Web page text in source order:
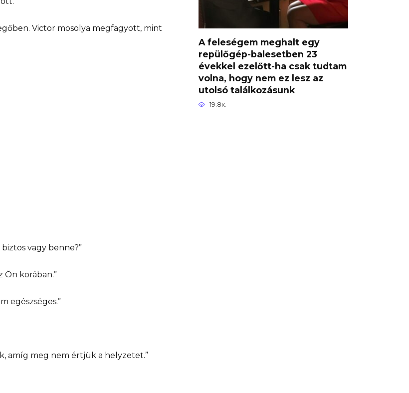
Victor mosolya megfagyott, mint
vagy benne?”
Ön korában.”
egészséges.”
amíg meg nem értjük a helyzetet.”
A feleségem meghalt egy
repülőgép-balesetben 23
évekkel ezelőtt-ha csak tudtam
volna, hogy nem ez lesz az
utolsó találkozásunk
19.8к.